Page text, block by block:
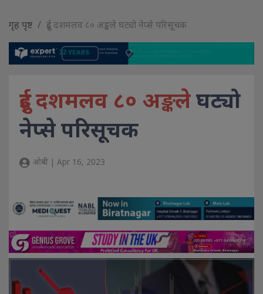
गृह पृष्ट दुई दशमलव ८० अङ्कले घट्यो नेप्से परिसूचक
दुई दशमलव ८० अङ्कलेघट्यो
नेप्से परिसूचक
ओबी | Apr 16, 2023